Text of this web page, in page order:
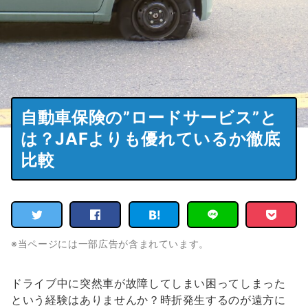
自動車保険の”ロードサービス”と
は？JAFよりも優れているか徹底
比較
※当ページには一部広告が含まれています。
ドライブ中に突然車が故障してしまい困ってしまった
という経験はありませんか？時折発生するのが遠方に